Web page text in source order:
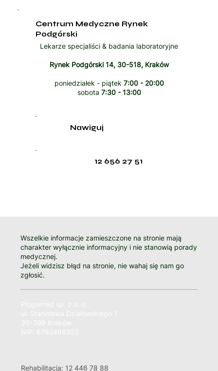
Centrum Medyczne Rynek
Podgórski
Lekarze specjaliści & badania laboratoryjne
Rynek Podgórski 14, 30-518, Kraków
poniedziałek - piątek 7:00 - 20:00
sobota 7:30 - 13:00
12 656 27 51
Nawiguj
Wszelkie informacje zamieszczone na stronie mają
charakter wyłącznie informacyjny i nie stanowią porady
medycznej.
Jeżeli widzisz błąd na stronie, nie wahaj się nam go
zgłosić.
Rehabilitacja: 12 446 78 88